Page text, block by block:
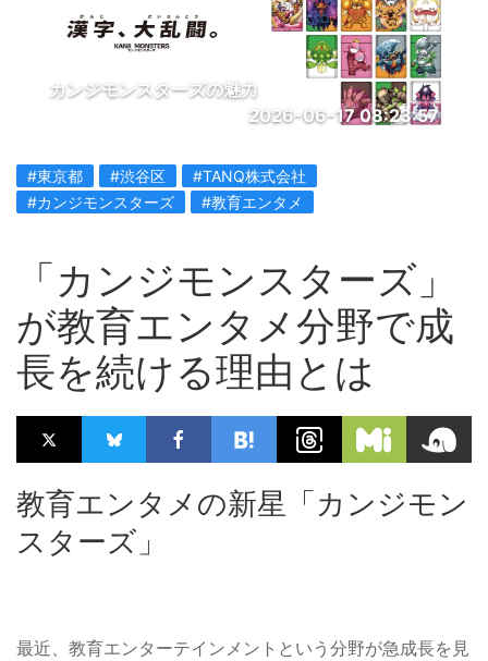
カンジモンスターズの魅力
2026-06-17 08:23:57
#東京都 #渋谷区
#TANQ株式会社
#カンジモンスターズ
#教育エンタメ
「カンジモンスターズ」
が教育エンタメ分野で成
長を続ける理由とは
教育エンタメの新星「カンジモン
スターズ」
最近、教育エンターテインメントという分野が急成長を見